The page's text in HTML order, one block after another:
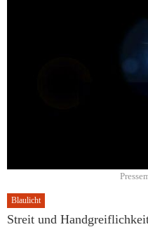
Blaulicht
Streit und